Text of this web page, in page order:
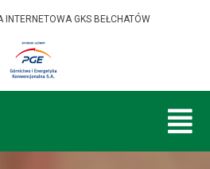
INTERNETOWA GKS BEŁCHATÓW